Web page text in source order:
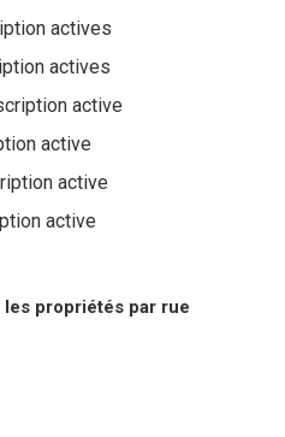
actives
actives
active
active
active
active
propriétés par rue